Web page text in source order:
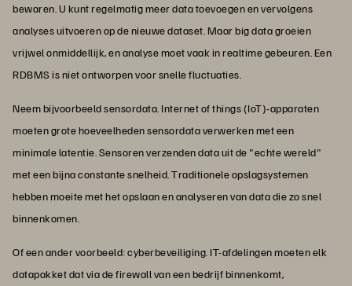
bewaren. U kunt regelmatig meer data toevoegen en vervolgens
analyses uitvoeren op de nieuwe dataset. Maar big data groeien
vrijwel onmiddellijk, en analyse moet vaak in realtime gebeuren. Een
RDBMS is niet ontworpen voor snelle fluctuaties.
Neem bijvoorbeeld sensordata. Internet of things (IoT)-apparaten
moeten grote hoeveelheden sensordata verwerken met een
minimale latentie. Sensoren verzenden data uit de "echte wereld"
met een bijna constante snelheid. Traditionele opslagsystemen
hebben moeite met het opslaan en analyseren van data die zo snel
binnenkomen.
Of een ander voorbeeld: cyberbeveiliging. IT-afdelingen moeten elk
datapakket dat via de firewall van een bedrijf binnenkomt,